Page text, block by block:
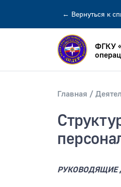
← Вернуться к
Искать по:
ФГКУ
Главная
РУКОВОДЯЩИЕ